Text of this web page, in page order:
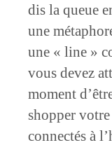
dis la queue
une
une « line »
vous devez
moment
shopper
connectés à